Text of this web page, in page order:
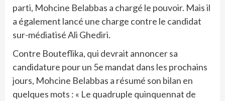
parti, Mohcine Belabbas a chargé le pouvoir. Mais il
a également lancé une charge contre le candidat
sur-médiatisé Ali Ghediri.
Contre Bouteflika, qui devrait annoncer sa
candidature pour un 5e mandat dans les prochains
jours, Mohcine Belabbas a résumé son bilan en
quelques mots : « Le quadruple quinquennat de